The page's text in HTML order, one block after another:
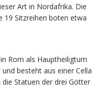
Art in Nordafrika. Die
19 Sitzreihen boten etwa
Rom als Hauptheiligtum
besteht aus einer Cella
Statuen der drei Götter